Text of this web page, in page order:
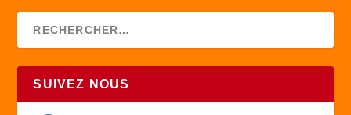
SUIVEZ NOUS